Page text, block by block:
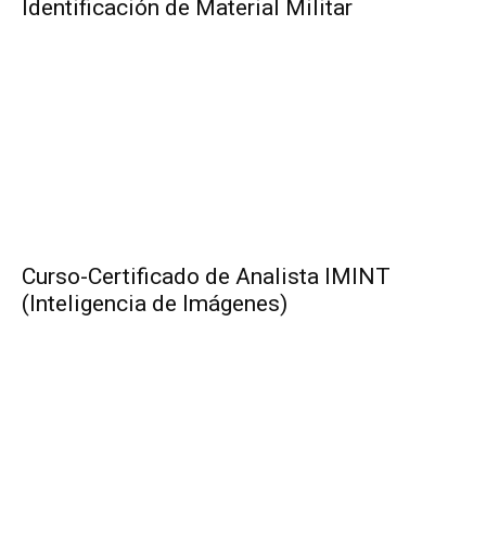
Identificación de Material Militar
Curso-Certificado de Analista IMINT
(Inteligencia de Imágenes)